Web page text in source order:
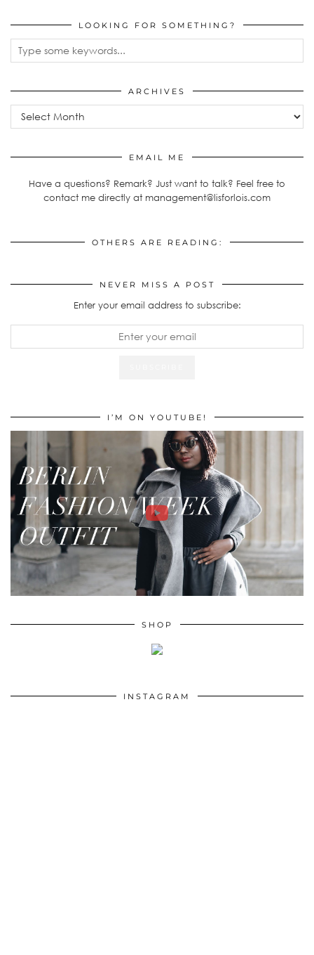
LOOKING FOR SOMETHING?
ARCHIVES
Archives
EMAIL ME
Have a questions? Remark? Just want to talk? Feel free to
contact me directly at management@lisforlois.com
OTHERS ARE READING:
NEVER MISS A POST
Enter your email address to subscribe:
I’M ON YOUTUBE!
SHOP
INSTAGRAM